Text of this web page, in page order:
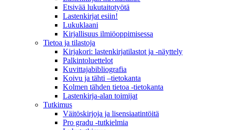
Etsivää lukutaitotyötä
Lastenkirjat esiin!
Lukuklaani
Kirjallisuus ilmiöoppimisessa
Tietoa ja tilastoja
Kirjakori: lastenkirjatilastot ja -näyttely
Palkintoluettelot
Kuvittaja­bibliografia
Koivu ja tähti –tietokanta
Kolmen tähden tietoa -tietokanta
Lastenkirja-alan toimijat
Tutkimus
Väitöskirjoja ja lisensiaatintöitä
Pro gradu -tutkielmia